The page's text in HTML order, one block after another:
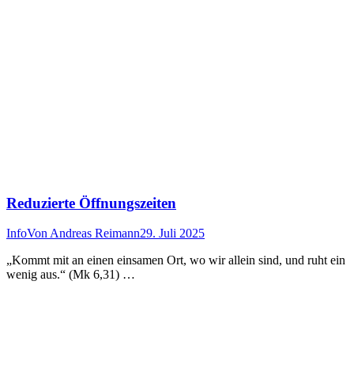
Reduzierte Öffnungszeiten
InfoVon Andreas Reimann29. Juli 2025
„Kommt mit an einen einsamen Ort, wo wir allein sind, und ruht ein
wenig aus.“ (Mk 6,31) …